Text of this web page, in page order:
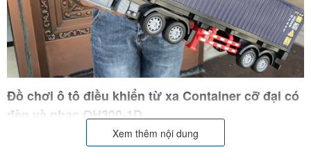
Đồ chơi ô tô điều khiển từ xa Container cỡ đại có
đèn và nhạc QH300-1D
Xem thêm nội dung